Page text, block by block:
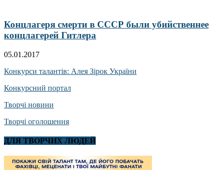
Концлагеря смерти в СССР были убийственнее
концлагерей Гитлера
05.01.2017
Конкурси талантів: Алея Зірок України
Конкурсний портал
Творчі новини
Творчі оголошення
ДЛЯ ТВОРЧИХ ЛЮДЕЙ